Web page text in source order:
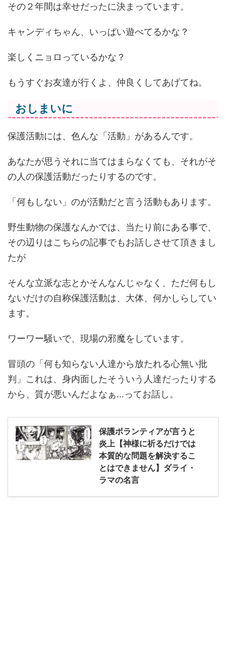
その２年間は幸せだったに決まっています。
キャンディちゃん、いっぱい遊べてるかな？
楽しくニョロっているかな？
もうすぐお友達が行くよ、仲良くしてあげてね。
おしまいに
保護活動には、色んな「活動」があるんです。
あなたが思うそれに当てはまらなくても、それがそ
の人の保護活動だったりするのです。
「何もしない」のが活動だと言う活動もあります。
野生動物の保護なんかでは、当たり前にある事で、
その辺りはこちらの記事でもお話しさせて頂きまし
たが
そんな立派な志とかそんなんじゃなく、ただ何もし
ないだけの自称保護活動は、大体、何かしらしてい
ます。
ワーワー騒いで、現場の邪魔をしています。
冒頭の「何も知らない人達から放たれる心無い批
判」これは、身内面したそういう人達だったりする
から、質が悪いんだよなぁ…ってお話し。
保護ボランティアが言うと
炎上【神様に祈るだけでは
本質的な問題を解決するこ
とはできません】ダライ・
ラマの名言